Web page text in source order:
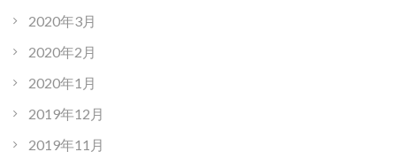
2020年3月
2020年2月
2020年1月
2019年12月
2019年11月